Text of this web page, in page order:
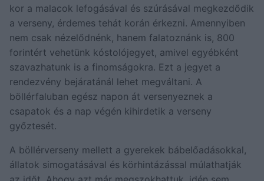
kor a malacok lefogásával és szúrásával megkezdődik
a verseny, érdemes tehát korán érkezni. Amennyiben
nem csak nézelődnénk, hanem falatoznánk is, 800
forintért vehetünk kóstolójegyet, amivel egyébként
szavazhatunk is a finomságokra. Ezt a jegyet a
rendezvény bejáratánál lehet megváltani. A
böllérfaluban egész napon át versenyeznek a
csapatok és a nap végén kihirdetik a verseny
győztesét.
A böllérverseny mellett a gyerekek bábelőadásokkal,
állatok simogatásával és körhintázással múlathatják